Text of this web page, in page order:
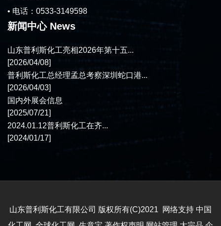
• 电话：0533-3149598
新闻中心 News
山东普利斯化工亮相2026年第十五...
[2026/04/08]
普利斯化工总经理孟总考察深圳蛇口港...
[2026/04/03]
国内外展会信息
[2025/07/21]
2024.01.12普利斯化工在齐...
[2024/01/17]
山东普利斯化工有限公司 版权所有(C)2021 网络支持 中国